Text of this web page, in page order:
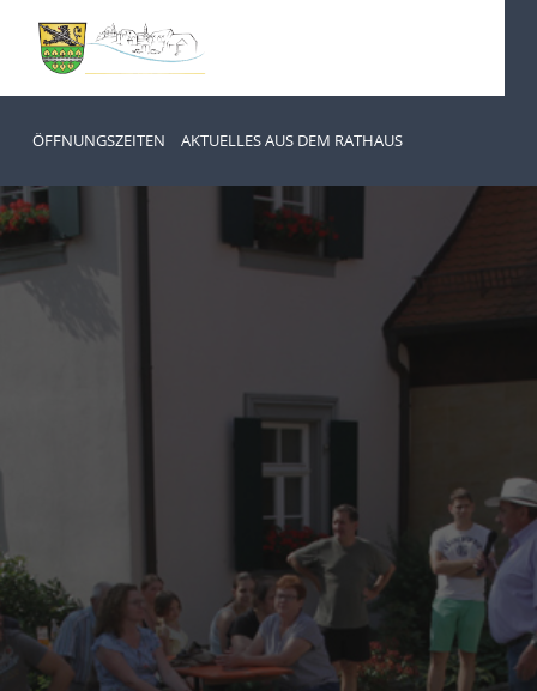
ÖFFNUNGSZEITEN AKTUELLES AUS DEM RATHAUS